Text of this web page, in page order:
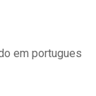
em portugues